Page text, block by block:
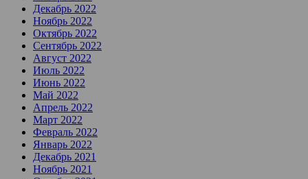
Декабрь 2022
Ноябрь 2022
Октябрь 2022
Сентябрь 2022
Август 2022
Июль 2022
Июнь 2022
Май 2022
Апрель 2022
Март 2022
Февраль 2022
Январь 2022
Декабрь 2021
Ноябрь 2021